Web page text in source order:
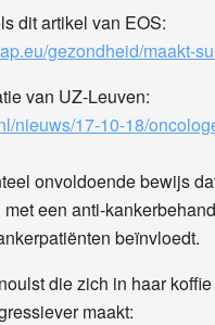
dit artikel van EOS:
gezondheid/maakt-
van UZ-Leuven:
nieuws/17-10-18/
onvoldoende bewijs
een anti-
beïnvloedt.
die zich in haar
maakt: